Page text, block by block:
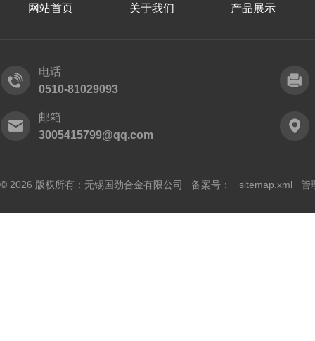
网站首页 关于我们 产品展示
电话
0510-81029093
邮箱
3005415799@qq.com
© 2026 版权所有：无锡国劲合金有限公司 备案号： sitemap.xml 管